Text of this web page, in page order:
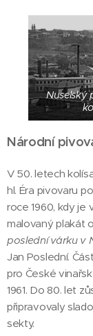
Nuselský
Národní
V 50. letech
hl. Éra pivovaru
roce 1960, kdy je
malovaný plakát
poslední várku v
Jan Poslední.
pro České
1961. Do 80. let
připravovaly
sekty.